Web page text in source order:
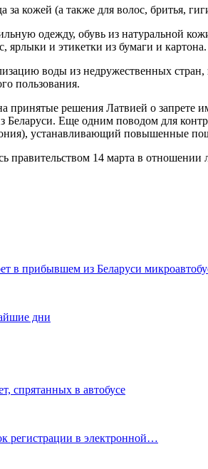
кожей (а также для волос, бритья,
одежду, обувь из натуральной
ярлыки и этикетки из бумаги и картона.
воды из недружественных
пользования.
принятые решения Латвией о
Беларуси. Еще одним поводом для
устанавливающий повышенные
14 марта в отношении
в прибывшем из Беларуси
дни
спрятанных в автобусе
регистрации в электронной…